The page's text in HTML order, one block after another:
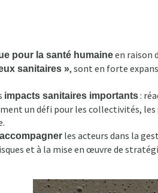
pour la santé humaineen raison
sanitaires », sont en forte
impacts sanitaires importants:
un défi pour les collectivités,
accompagner les acteurs dans la
et à la mise en œuvre de